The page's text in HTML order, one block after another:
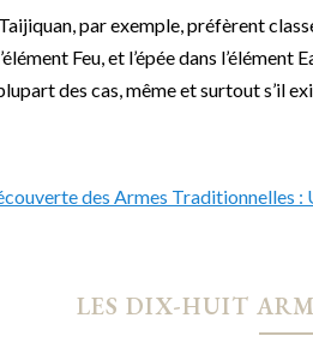
par exemple, préfèrent
Feu, et l’épée dans
des cas, même et surtout s’il
LES DIX-HUIT